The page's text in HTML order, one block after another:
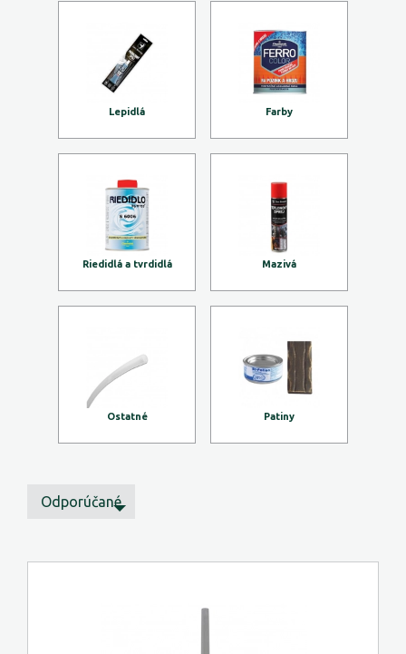
Lepidlá Farby
Riedidlá a tvrdidlá Mazivá
Ostatné Patiny
Odporúčané